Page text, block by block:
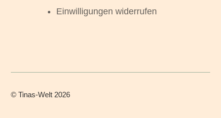
Einwilligungen widerrufen
©Tinas-Welt 2026